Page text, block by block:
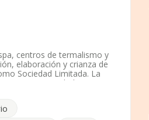
centros de termalismo y
elaboración y crianza de
Sociedad Limitada. La
La sociedad no tiene
la información disponible